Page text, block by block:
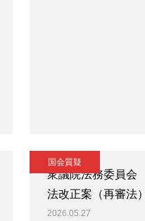
国会質疑
衆議院法務委員
法改正案（再審法
2026.05.27